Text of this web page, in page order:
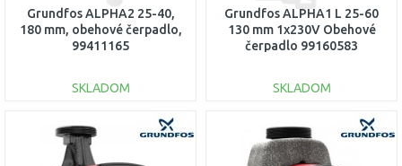
Grundfos ALPHA2 25-40,
180 mm, obehové čerpadlo,
99411165
SKLADOM
DO KOŠÍKA
Porovnať
Grundfos ALPHA1 L 25-60
130 mm 1x230V Obehové
čerpadlo 99160583
SKLADOM
DO KOŠÍKA
Porovnať